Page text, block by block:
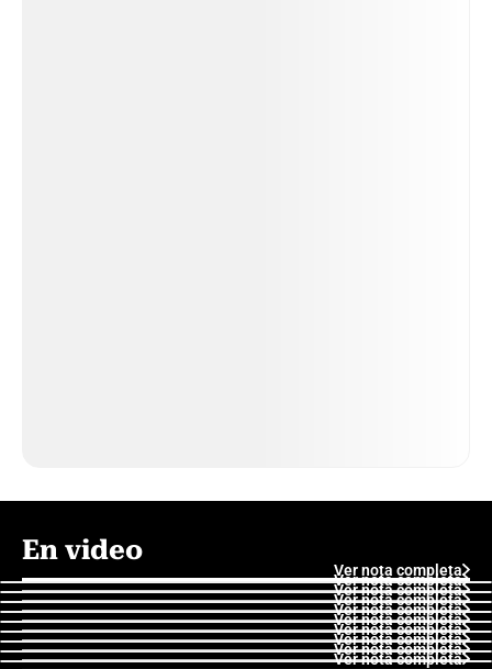
En video
Ver nota completa
Ver nota completa
Ver nota completa
Ver nota completa
Ver nota completa
Ver nota completa
Ver nota completa
Ver nota completa
Ver nota completa
Ver nota completa